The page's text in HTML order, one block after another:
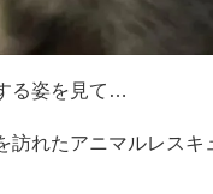
る姿を見て…
訪れたアニマルレス